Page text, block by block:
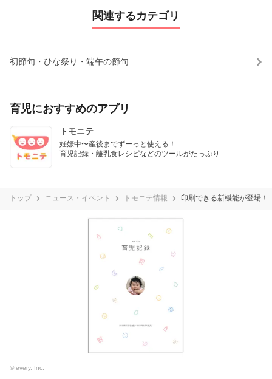
関連するカテゴリ
初節句・ひな祭り・端午の節句
育児におすすめのアプリ
トモニテ
妊娠中〜産後までずーっと使える！
育児記録・離乳食レシピなどのツールがたっぷり
トップ ニュース・イベント トモニテ情報 印刷できる新機能が登場
© every, Inc.